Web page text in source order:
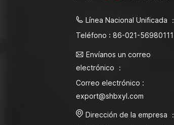
Línea Nacional Unificada ：
Teléfono : 86-021-56980111
Envíanos un correo
electrónico ：
Correo electrónico :
export@shbxyl.com
Dirección de la empresa ：